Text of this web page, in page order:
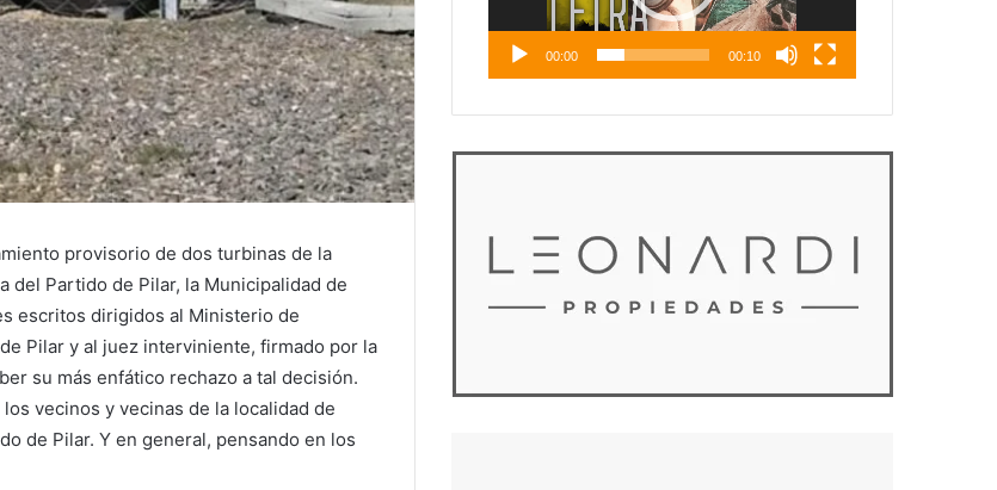
provisorio de dos turbinas de la
del Partido de Pilar, la Municipalidad de
escritos dirigidos al Ministerio de
Pilar y al juez interviniente, firmado por la
su más enfático rechazo a tal decisión.
vecinos y vecinas de la localidad de
de Pilar. Y en general, pensando en los
00:00 00:10